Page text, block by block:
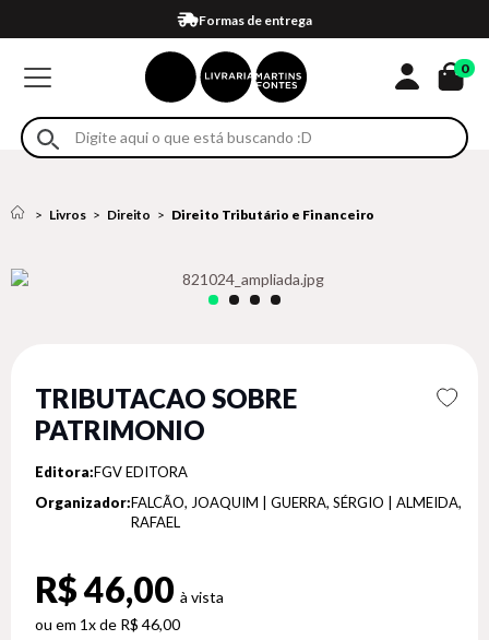
Formas de entrega
Compra 100% segura
Em até 4x sem juros no cartão*
Retire na loja
Eventos
0
Livros Direito Direito Tributário e Financeiro
TRIBUTACAO SOBRE
PATRIMONIO
Editora:FGV EDITORA
Organizador:FALCÃO, JOAQUIM | GUERRA, SÉRGIO | ALMEIDA,
RAFAEL
R$ 46,00
1x de R$ 46,00